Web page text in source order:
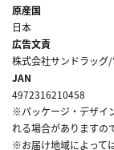
原産国
日本
広告文責
株式会社サンドラッ
JAN
4972316210458
※パッケージ・デザイ
れる場合がありますの
※お届け地域によって